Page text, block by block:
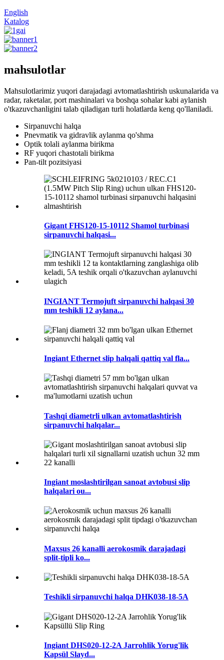
English
Katalog
mahsulotlar
Mahsulotlarimiz yuqori darajadagi avtomatlashtirish uskunalarida va
radar, raketalar, port mashinalari va boshqa sohalar kabi aylanish
o'tkazuvchanligini talab qiladigan turli holatlarda keng qo'llaniladi.
Sirpanuvchi halqa
Pnevmatik va gidravlik aylanma qo'shma
Optik tolali aylanma birikma
RF yuqori chastotali birikma
Pan-tilt pozitsiyasi
Gigant FHS120-15-10112 Shamol turbinasi
sirpanuvchi halqasi...
INGIANT Termojuft sirpanuvchi halqasi 30
mm teshikli 12 aylana...
Ingiant Ethernet slip halqali qattiq val fla...
Tashqi diametrli ulkan avtomatlashtirish
sirpanuvchi halqalar...
Ingiant moslashtirilgan sanoat avtobusi slip
halqalari ou...
Maxsus 26 kanalli aerokosmik darajadagi
split-tipli ko...
Teshikli sirpanuvchi halqa DHK038-18-5A
Ingiant DHS020-12-2A Jarrohlik Yorug'lik
Kapsül Slayd...